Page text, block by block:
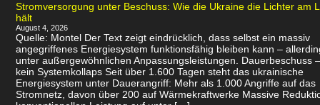
Stromversorgung unter Beschuss: Wie die Ukraine die Lichter am
hält
August 4, 2026
Quelle: Montel Der Text zeigt eindrücklich, dass selbst ein massiv
angegriffenes Energiesystem funktionsfähig bleiben kann –
unter außergewöhnlichen Anpassungsleistungen. Dauerbeschuss
kein Systemkollaps Seit über 1.600 Tagen steht das ukrainische
Energiesystem unter Dauerangriff: Mehr als 1.000 Angriffe auf das
Stromnetz, davon über 200 auf Wärmekraftwerke Massive